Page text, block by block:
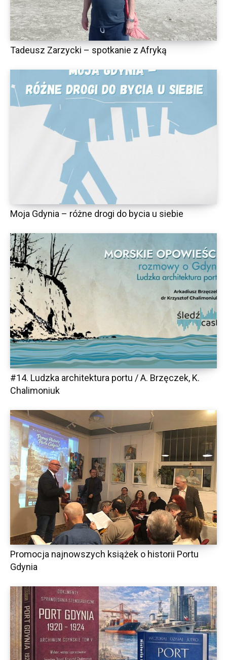
Tadeusz Zarzycki – spotkanie z Afryką
Moja Gdynia – różne drogi do bycia u siebie
#14. Ludzka architektura portu / A. Brzęczek, K.
Chalimoniuk
Promocja najnowszych książek o historii Portu
Gdynia